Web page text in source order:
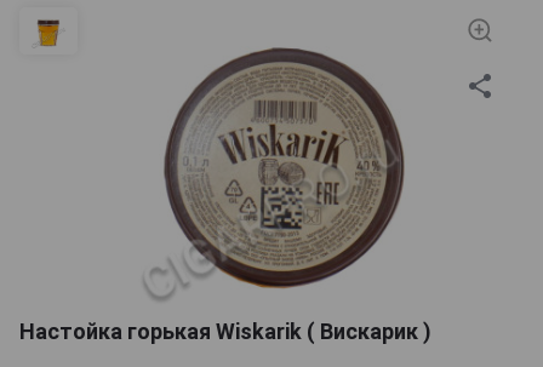
Настойка горькая Wiskarik ( Вискарик )